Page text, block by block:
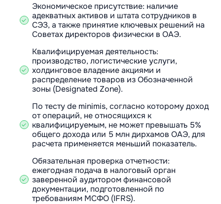
Экономическое присутствие: наличие
адекватных активов и штата сотрудников в
СЭЗ, а также принятие ключевых решений на
Советах директоров физически в ОАЭ.
Квалифицируемая деятельность:
производство, логистические услуги,
холдинговое владение акциями и
распределение товаров из Обозначенной
зоны (Designated Zone).
По тесту de minimis, согласно которому доход
от операций, не относящихся к
квалифицируемым, не может превышать 5%
общего дохода или 5 млн дирхамов ОАЭ, для
расчета применяется меньший показатель.
Обязательная проверка отчетности:
ежегодная подача в налоговый орган
заверенной аудитором финансовой
документации, подготовленной по
требованиям МСФО (IFRS).